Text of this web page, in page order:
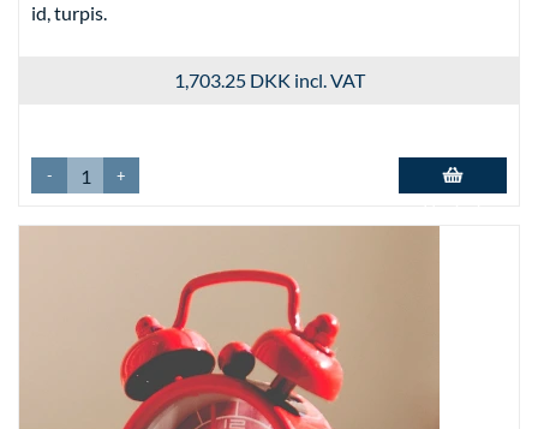
id, turpis.
1,703.25 DKK incl. VAT
- +